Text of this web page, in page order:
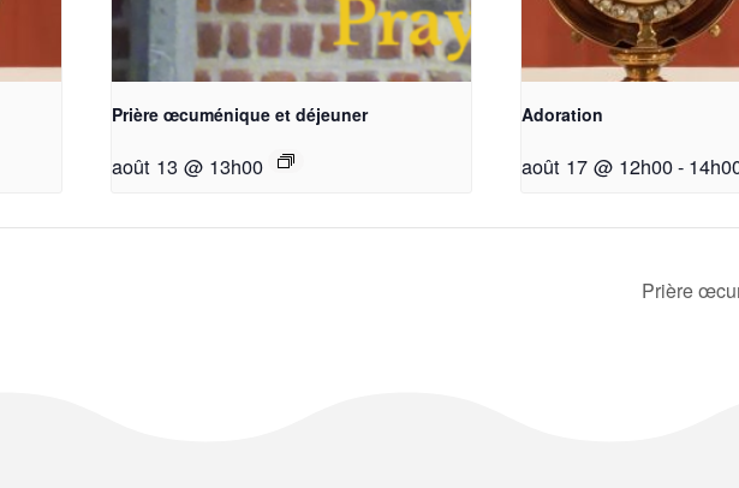
Prière œcuménique et déjeuner
août 13 @ 13h00
Adoration
août 17 @ 12h00-
Prière